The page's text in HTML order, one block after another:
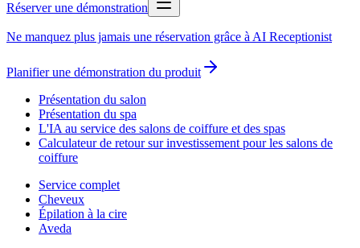
Réserver une démonstration
Ne manquez plus jamais une réservation grâce à AI Receptionist
Planifier une démonstration du produit
Présentation du salon
Présentation du spa
L'IA au service des salons de coiffure et des spas
Calculateur de retour sur investissement pour les salons de
coiffure
Service complet
Cheveux
Épilation à la cire
Aveda